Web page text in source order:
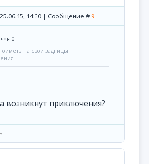
14:30 | Сообщение #9
()
на свои задницы
возникнут приключения?